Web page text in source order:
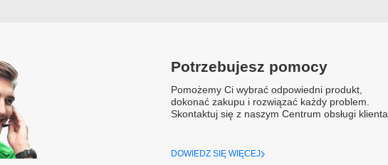
Potrzebujesz pomocy
Pomożemy Ci wybrać odpowiedni produkt,
dokonać zakupu i rozwiązać każdy problem.
Skontaktuj się z naszym Centrum obsługi klienta.
DOWIEDZ SIĘ WIĘCEJ